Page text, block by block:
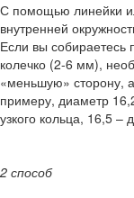
С помощью линейки
внутренней
Если вы собираетесь
колечко (2-6 мм),
«меньшую» сторону,
примеру, диаметр
узкого кольца, 16,5 –
2 способ